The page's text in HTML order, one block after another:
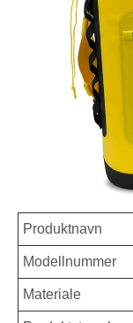
Produktnavn
Modellnummer
Materiale